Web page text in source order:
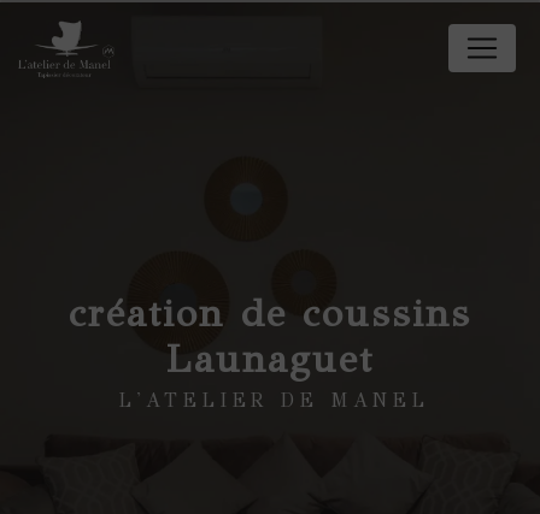
création de coussins
Launaguet
L'ATELIER DE MANEL
Panneau de gestion des cookies